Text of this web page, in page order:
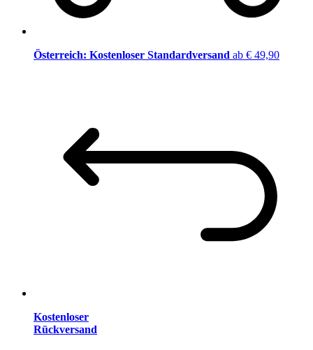
Österreich: Kostenloser Standardversand ab € 49,90
Kostenloser
Rückversand